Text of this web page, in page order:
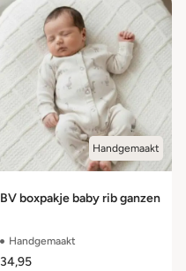
Handgemaakt
BV boxpakje baby rib ganzen
Handgemaakt
34,95